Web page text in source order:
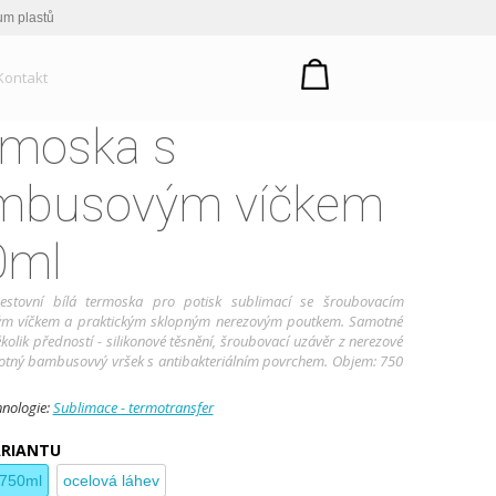
plastů
s
víčkem
bílá termoska pro potisk sublimací se šroubovacím
víčkem a praktickým sklopným nerezovým poutkem. Samotné
předností - silikonové těsnění, šroubovací uzávěr z nerezové
bambusovvý vršek s antibakteriálním povrchem. Objem: 750
Sublimace - termotransfer
750ml ocelová láhev